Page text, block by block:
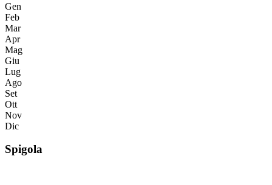
Gen
Feb
Mar
Apr
Mag
Giu
Lug
Ago
Set
Ott
Nov
Dic
Spigola